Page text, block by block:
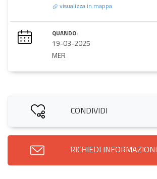
visualizza in mappa
QUANDO:
19-03-2025
MER
CONDIVIDI
RICHIEDI INFORMAZIONI